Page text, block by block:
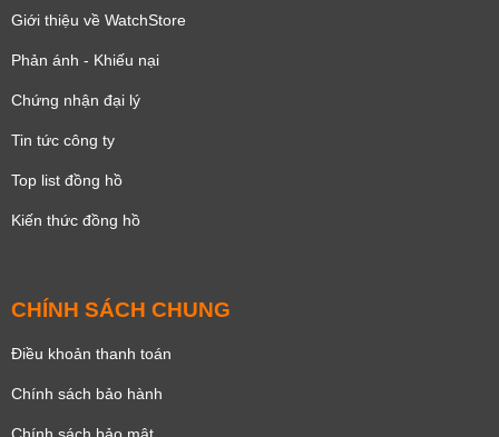
Giới thiệu về WatchStore
Phản ánh - Khiếu nại
Chứng nhận đại lý
Tin tức công ty
Top list đồng hồ
Kiến thức đồng hồ
CHÍNH SÁCH CHUNG
Điều khoản thanh toán
Chính sách bảo hành